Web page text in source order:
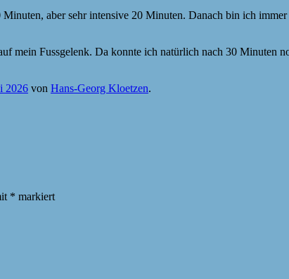
aber sehr intensive 20 Minuten. Danach bin ich
mein Fussgelenk. Da konnte ich natürlich nach 30 Minuten
2026 von Hans-Georg Kloetzen.
* markiert